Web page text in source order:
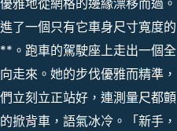
了一個只有它車身尺寸寬度的
。跑車的駕駛座上走出一個全
走來。她的步伐優雅而精準，
立刻立正站好，連測量尺都顫
掀背車，語氣冰冷。「新手，